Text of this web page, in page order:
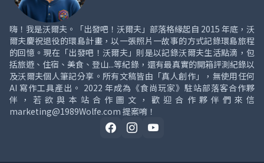
嗨！我是沃爾夫。「出發吧！沃爾夫」部落格緣起自 2015 年底，沃
爾夫慶祝退役的環島計畫，以一張照片一故事的方式記錄環島旅程
的回憶。現在「出發吧！沃爾夫」則是以記錄沃爾夫生活點滴，包
括旅遊、住宿、美食、登山...等紀錄，還有最真實的開箱評測紀錄以
及沃爾夫個人筆記分享。所有文稿皆由「真人創作」，無使用任何
AI 寫作工具產出。 2022 年成為《食尚玩家》駐站部落客合作夥
伴，若欲與本站合作圖文，歡迎合作夥伴們來信
marketing@1989Wolfe.com 提案唷！